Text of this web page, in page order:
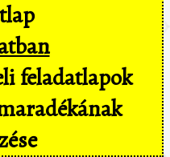
feladatlapok